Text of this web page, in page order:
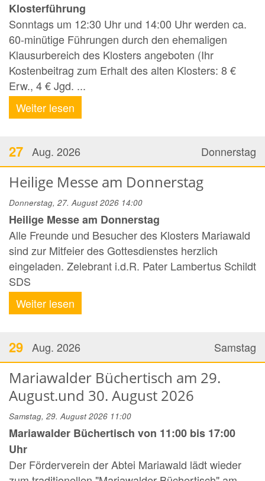
Klosterführung
Sonntags um 12:30 Uhr und 14:00 Uhr werden ca.
60-minütige Führungen durch den ehemaligen
Klausurbereich des Klosters angeboten (Ihr
Kostenbeitrag zum Erhalt des alten Klosters: 8 €
Erw., 4 € Jgd. ...
Weiter lesen
Donnerstag
27 Aug. 2026
Heilige Messe am Donnerstag
Donnerstag, 27. August 2026 14:00
Heilige Messe am Donnerstag
Alle Freunde und Besucher des Klosters Mariawald
sind zur Mitfeier des Gottesdienstes herzlich
eingeladen. Zelebrant i.d.R. Pater Lambertus Schildt
SDS
Weiter lesen
Samstag
29 Aug. 2026
Mariawalder Büchertisch am 29.
August.und 30. August 2026
Samstag, 29. August 2026 11:00
Mariawalder Büchertisch von 11:00 bis 17:00
Uhr
Der Förderverein der Abtei Mariawald lädt wieder